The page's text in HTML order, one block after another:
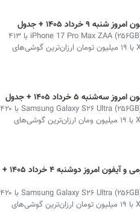
۱۴۰۵ + جدول
در جدیدترین به‌روزرسانی قیمت گوشی در بازار ایران، iPhone 17 Pro Max ZAA (۲۵۶GB) با ۴۱۳
میلیون تومان گران‌ترین و Xiaomi Redmi A5 (۶۴GB) با ۱۹ میلیون تومان ارزان‌ترین گوشی‌های
۵ خرداد ۱۴۰۵ + جدول
در جدیدترین به‌روزرسانی قیمت گوشی در بازار ایران، Samsung Galaxy S۲۶ Ultra (۲۵۶GB) با ۴۲۰
میلیون تومان گران‌ترین و Xiaomi Redmi A۵ (۶۴GB) با ۱۹ میلیون ومان ارزان‌ترین گوشی‌های
قیمت لحظه‌ای گوشی سامسونگ، شیائومی و آیفون امروز دوشنبه ۴ خرداد ۱۴۰۵ +
در جدیدترین به‌روزرسانی قیمت گوشی در بازار ایران، Samsung Galaxy S۲۶ Ultra (۲۵۶GB) با ۴۲۰
میلیون تومان گران‌ترین و Xiaomi Redmi A۵ (۶۴GB) با ۱۹ میلیون تومان ارزان‌ترین گوشی‌های